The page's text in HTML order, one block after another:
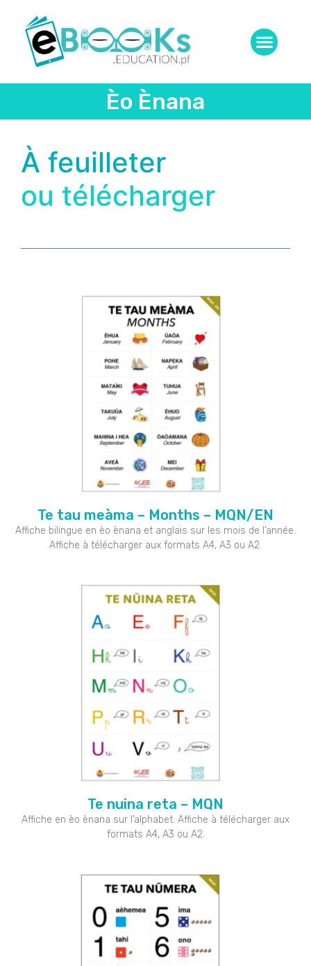
Èo Ènana
À feuilleter
ou télécharger
Te tau meàma – Months – MQN/EN
Affiche bilingue en èo ènana et anglais sur les mois de l’année.
Affiche à télécharger aux formats A4, A3 ou A2.
Te nuina reta – MQN
Affiche en èo ènana sur l’alphabet. Affiche à télécharger aux
formats A4, A3 ou A2.